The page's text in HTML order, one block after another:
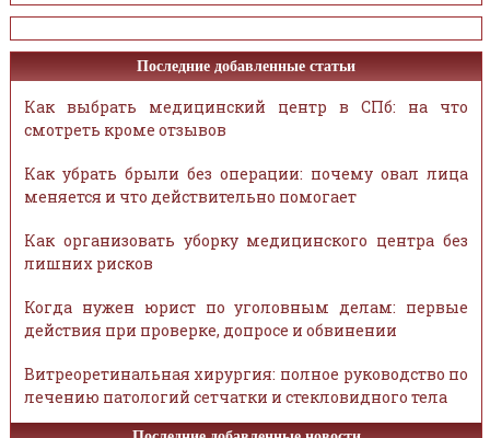
Последние добавленные статьи
Как выбрать медицинский центр в СПб: на что
смотреть кроме отзывов
Как убрать брыли без операции: почему овал лица
меняется и что действительно помогает
Как организовать уборку медицинского центра без
лишних рисков
Когда нужен юрист по уголовным делам: первые
действия при проверке, допросе и обвинении
Витреоретинальная хирургия: полное руководство по
лечению патологий сетчатки и стекловидного тела